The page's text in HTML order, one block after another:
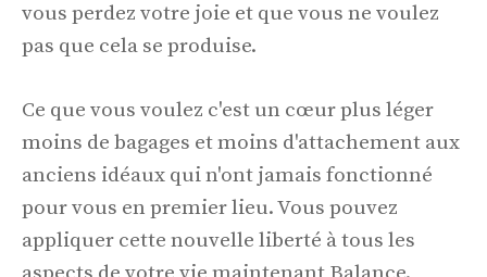
vous perdez votre joie et que vous ne voulez
pas que cela se produise.
Ce que vous voulez c'est un cœur plus léger
moins de bagages et moins d'attachement aux
anciens idéaux qui n'ont jamais fonctionné
pour vous en premier lieu. Vous pouvez
appliquer cette nouvelle liberté à tous les